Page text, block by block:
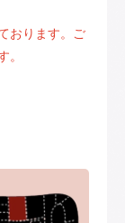
おります。ご
。